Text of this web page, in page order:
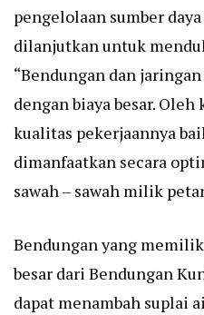
pengelolaan sumber
dilanjutkan untuk
“Bendungan dan
dengan biaya besar.
kualitas pekerjaannya
dimanfaatkan secara
sawah – sawah milik
Bendungan yang
besar dari Bendungan
dapat menambah suplai